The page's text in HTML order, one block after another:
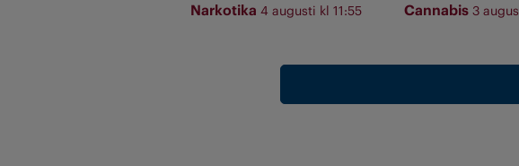
Narkotika 4 augusti kl 11:55 Cannabis 3